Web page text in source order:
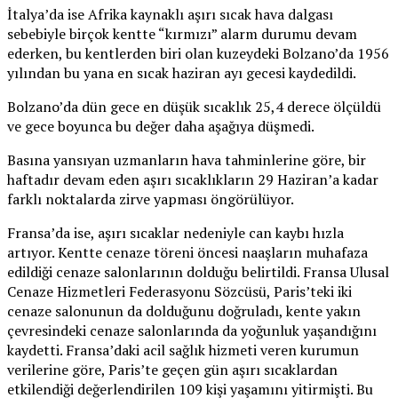
İtalya’da ise Afrika kaynaklı aşırı sıcak hava dalgası
sebebiyle birçok kentte “kırmızı” alarm durumu devam
ederken, bu kentlerden biri olan kuzeydeki Bolzano’da 1956
yılından bu yana en sıcak haziran ayı gecesi kaydedildi.
Bolzano’da dün gece en düşük sıcaklık 25,4 derece ölçüldü
ve gece boyunca bu değer daha aşağıya düşmedi.
Basına yansıyan uzmanların hava tahminlerine göre, bir
haftadır devam eden aşırı sıcaklıkların 29 Haziran’a kadar
farklı noktalarda zirve yapması öngörülüyor.
Fransa’da ise, aşırı sıcaklar nedeniyle can kaybı hızla
artıyor. Kentte cenaze töreni öncesi naaşların muhafaza
edildiği cenaze salonlarının dolduğu belirtildi. Fransa Ulusal
Cenaze Hizmetleri Federasyonu Sözcüsü, Paris’teki iki
cenaze salonunun da dolduğunu doğruladı, kente yakın
çevresindeki cenaze salonlarında da yoğunluk yaşandığını
kaydetti. Fransa’daki acil sağlık hizmeti veren kurumun
verilerine göre, Paris’te geçen gün aşırı sıcaklardan
etkilendiği değerlendirilen 109 kişi yaşamını yitirmişti. Bu